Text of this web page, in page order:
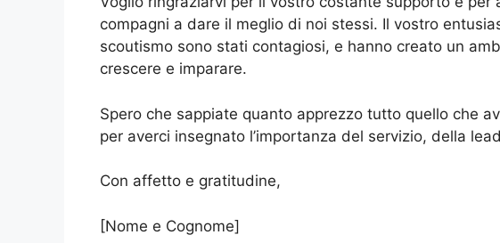
compagni a dare il meglio di noi stessi. Il vostro
scoutismo sono stati contagiosi, e hanno creato un
crescere e imparare.
Spero che sappiate quanto apprezzo tutto quello che
per averci insegnato l’importanza del servizio, della
Con affetto e gratitudine,
[Nome e Cognome]